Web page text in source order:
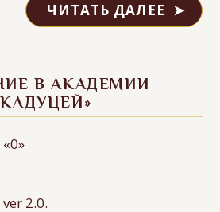
ЧИТАТЬ ДАЛЕЕ
В АКАДЕМИИ
2.0.